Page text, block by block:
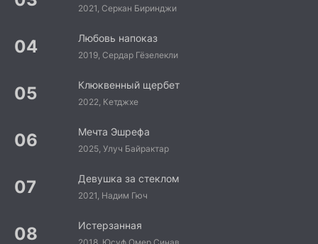
2021, Серкан Биринджи
Любовь напоказ
2019, Сердар Гёзелекли
Клюквенный щербет
2022, Кетджхе
Мечта Эшрефа
2025, Улуч Байрактар
Девушка за стеклом
2021, Надим Гюч
Истерзанная